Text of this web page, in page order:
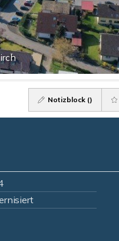
Notizblock ()